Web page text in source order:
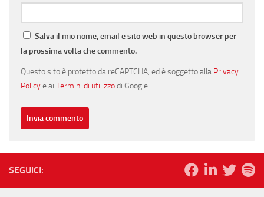
Salva il mio nome, email e sito web in questo browser per
la prossima volta che commento.
Questo sito è protetto da reCAPTCHA, ed è soggetto alla Privacy
Policye ai Termini di utilizzodi Google.
SEGUICI: